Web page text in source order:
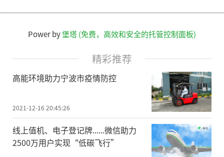
Power by堡塔 (免费，高效和安全的托管控制面板)
精彩推荐
高能环境助力宁波市疫情防控
2021-12-16 20:45:26
线上值机、电子登记牌......微信助力
2500万用户实现“低碳飞行”